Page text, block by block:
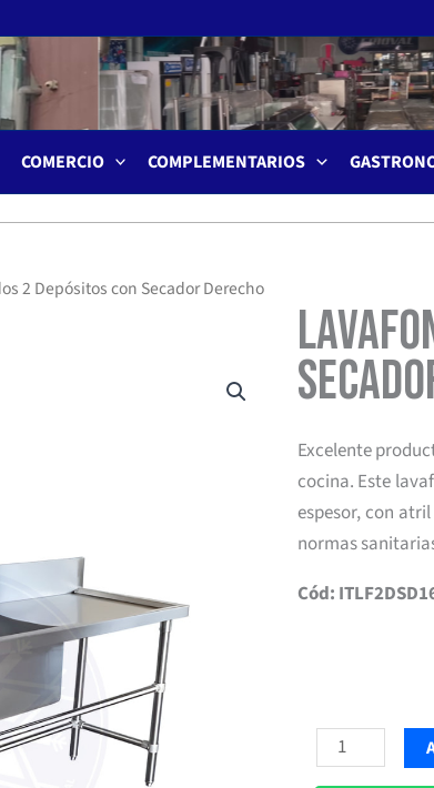
COMERCIO COMPLEMENTARIOS
2 Depósitos con Secador Derecho
Excelente
cocina. Este
espesor, con
normas
Cód:
Lavafondos
2